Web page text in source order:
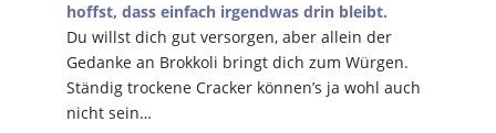
hoffst, dass einfach irgendwas drin bleibt.
Du willst dich gut versorgen, aber allein der
Gedanke an Brokkoli bringt dich zum Würgen.
Ständig trockene Cracker können’s ja wohl auch
nicht sein…